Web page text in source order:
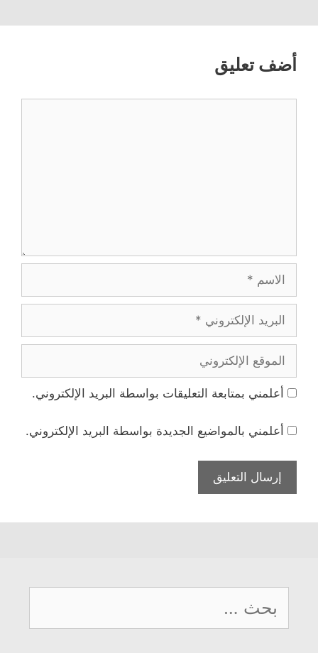
أضف تعليق
الإلكتروني
الإلكتروني
أعلمني بمتابعة التعليقات بواسطة البريد الإلكتروني.
أعلمني بالمواضيع الجديدة بواسطة البريد الإلكتروني.
عن: